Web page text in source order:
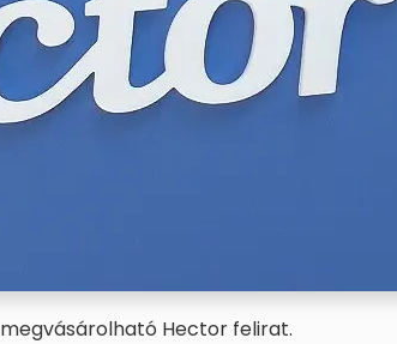
Hector felirat.